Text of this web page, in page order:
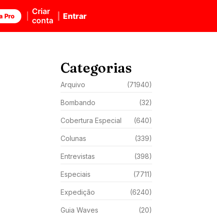
Pro
Criar
conta
Entrar
Categorias
Arquivo (71940)
Bombando (32)
Cobertura Especial (640)
Colunas (339)
Entrevistas (398)
Especiais (7711)
Expedição (6240)
Guia Waves (20)